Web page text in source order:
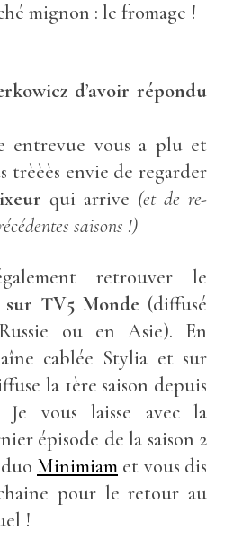
mignon : le fromage !
d’avoir répondu
entrevue vous a plu et
trèèès envie de regarder
qui arrive (et de re-
saisons !)
retrouver le
TV5 Monde (diffusé
ou en Asie). En
cablée Stylia et sur
la 1ère saison depuis
Je vous laisse avec la
épisode de la saison 2
Minimiam et vous dis
pour le retour au
!